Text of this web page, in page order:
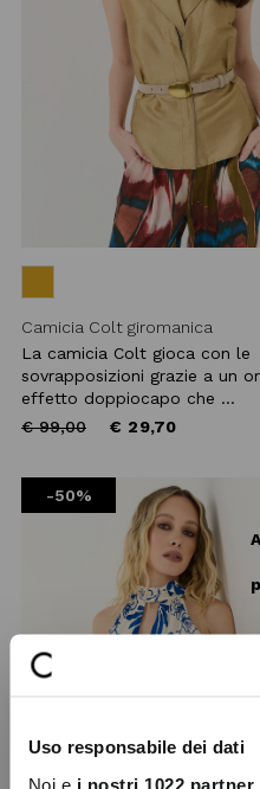
Uso responsabile dei dati
Noi e i nostri 1022 partner
Camicia Colt giromanica
La camicia Colt gioca con le
sovrapposizioni grazie a un
effetto doppiocapo che ...
Price
€ 99,00to € 29,70
-50%